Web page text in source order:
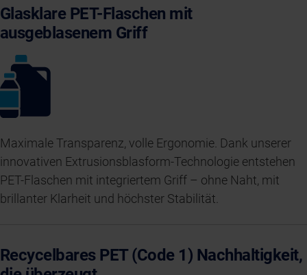
Glasklare PET-Flaschen mit
ausgeblasenem Griff
Maximale Transparenz, volle Ergonomie. Dank unserer
innovativen Extrusionsblasform-Technologie entstehen
PET-Flaschen mit integriertem Griff – ohne Naht, mit
brillanter Klarheit und höchster Stabilität.
Recycelbares PET (Code 1) Nachhaltigkeit,